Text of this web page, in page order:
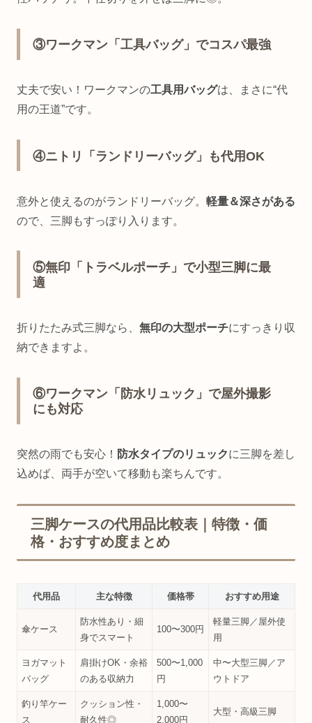
③ワークマン「工具バッグ」でコスパ最強
丈夫で安い！ワークマンの工具用バッグは、まさに“代
用の王道”です。
④ニトリ「ランドリーバッグ」も代用OK
意外と使えるのがランドリーバッグ。 軽量＆深さがある
ので、三脚もすっぽり入ります。
⑤無印「トラベルポーチ」で小型三脚に最
適
折りたたみ式三脚なら、 無印の大型ポーチにすっきり収
納できますよ。
⑥ワークマン「防水リュック」で屋外撮影
にも対応
突然の雨でも安心！ 防水タイプのリュックに三脚を差し
込めば、両手が空いて移動も楽ちんです。
三脚ケースの代用品比較表｜特徴・価
格・おすすめ度まとめ
代用品 主な特徴 価格帯 おすすめ用途
傘ケース
防水性あり・細
身でスマート
100〜300円
軽量三脚／屋外使
用
ヨガマット
バッグ
肩掛けOK・余裕
のある収納力
500〜1,000
円
中〜大型三脚／ア
ウトドア
釣り竿ケー
ス
クッション性・
耐久性◎
1,000〜
2,000円
大型・高級三脚